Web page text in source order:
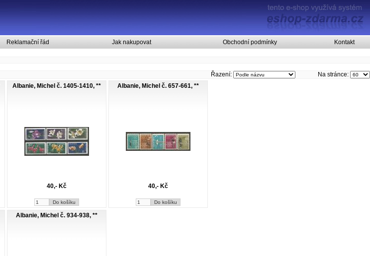
Reklamační řád Jak nakupovat Obchodní podmínky Kontakt
Řazení:
Na stránce:
Albanie, Michel č. 1405-1410, **
40,- Kč
Albanie, Michel č. 657-661, **
40,- Kč
Albanie, Michel č. 934-938, **